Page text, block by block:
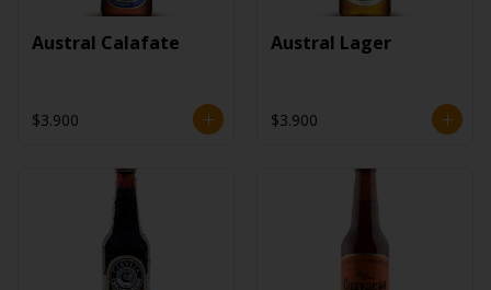
Austral Calafate
$3.900
Austral Lager
$3.900